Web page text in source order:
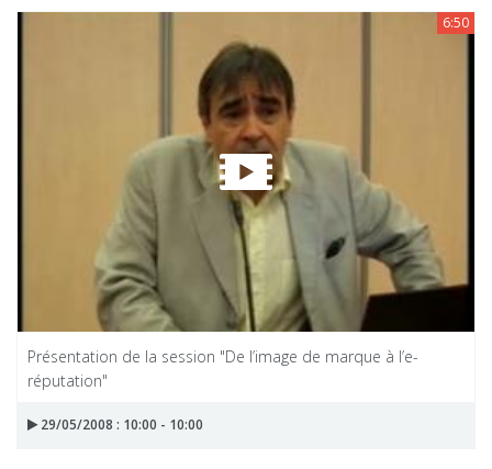
6:50
Présentation de la session "De l’image de marque à l’e-
réputation"
29/05/2008 : 10:00 - 10:00